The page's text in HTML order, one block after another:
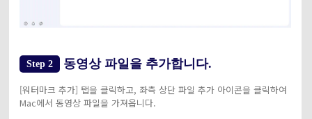
Step 2 동영상 파일을 추가합니다.
[워터마크 추가] 탭을 클릭하고, 좌측 상단 파일 추가 아이콘을 클릭하여
Mac에서 동영상 파일을 가져옵니다.